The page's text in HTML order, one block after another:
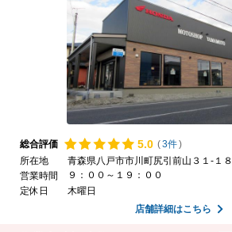
総合評価 5.0 (3件)
所在地
青森県八戸市市川町尻引前山３１-１８
営業時間
９：００～１９：００
定休日
木曜日
店舗詳細はこちら